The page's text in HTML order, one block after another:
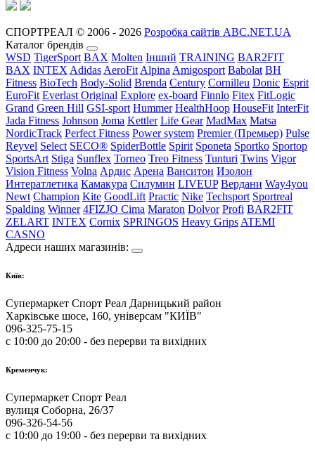
СПОРТРЕАЛ © 2006 - 2026 Розробка сайтів ABC.NET.UA
Каталог брендів
WSD TigerSport BAX Molten Інший TRAINING BAR2FIT
BAX INTEX Adidas AeroFit Alpina Amigosport Babolat BH
Fitness BioTech Body-Solid Brenda Century Cornilleu Donic Esprit
EuroFit Everlast Original Explore ex-board Finnlo Fitex FitLogic
Grand Green Hill GSI-sport Hummer HealthHoop HouseFit InterFit
Jada Fitness Johnson Joma Kettler Life Gear MadMax Matsa
NordicTrack Perfect Fitness Power system Premier (Премьер) Pulse
Reyvel Select SECO® SpiderBottle Spirit Sponeta Sportko Sportop
SportsArt Stiga Sunflex Torneo Treo Fitness Tunturi Twins Vigor
Vision Fitness Volna Ардис Арена Ванситон Изолон
Интератлетика Камакура Силумин LIVEUP Вердани Way4you
Newt Champion Kite GoodLift Practic Nike Techsport Sportreal
Spalding Winner 4FIZJO Cima Maraton Dolvor Profi BAR2FIT
ZELART INTEX Cornix SPRINGOS Heavy Grips ATEMI
CASNO
Адреси наших магазинів:
Київ:
Супермаркет Спорт Реал Дарницький район
Харківське шосе, 160, універсам "КИЇВ"
096-325-75-15
с 10:00 до 20:00 - без перерви та вихідних
Кременчук:
Супермаркет Спорт Реал
вулиця Соборна, 26/37
096-326-54-56
с 10:00 до 19:00 - без перерви та вихідних